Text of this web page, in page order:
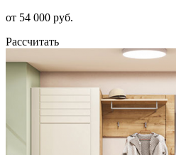
от 54 000 руб.
Рассчитать